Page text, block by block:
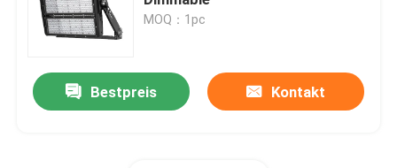
Tennisplatz-Flutlichter
MOQ：1pc
Bestpreis Kontakt